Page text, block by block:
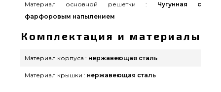
Материал основной решетки :
Чугунная с
фарфоровым напылением
Комплектация и материалы
Материал корпуса : нержавеющая сталь
Материал крышки : нержавеющая сталь